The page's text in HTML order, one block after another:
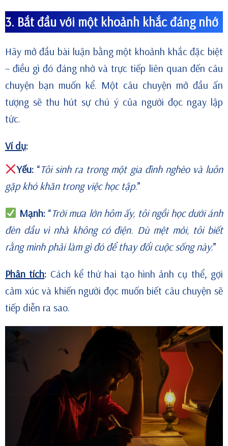
3. Bắt đầu với một khoảnh khắc đáng nhớ
Hãy mở đầu bài luận bằng một khoảnh khắc đặc biệt
– điều gì đó đáng nhớ và trực tiếp liên quan đến câu
chuyện bạn muốn kể. Một câu chuyện mở đầu ấn
tượng sẽ thu hút sự chú ý của người đọc ngay lập
tức.
Ví dụ:
Yếu:“Tôi sinh ra trong một gia đình nghèo và luôn
gặp khó khăn trong việc học tập.”
Mạnh:“Trời mưa lớn hôm ấy, tôi ngồi học dưới ánh
đèn dầu vì nhà không có điện. Dù mệt mỏi, tôi biết
rằng mình phải làm gì đó để thay đổi cuộc sống này.”
Phân tích: Cách kể thứ hai tạo hình ảnh cụ thể, gợi
cảm xúc và khiến người đọc muốn biết câu chuyện sẽ
tiếp diễn ra sao.